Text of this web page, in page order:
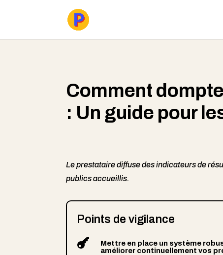
Comment
: Un guide pour
Le prestataire diffuse des indicateurs de
publics accueillis.
Points de vigilance

Mettre en place un système
améliorer continuellement vos